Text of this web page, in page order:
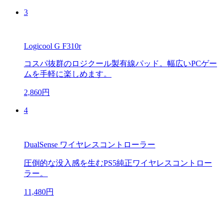
3
Logicool G F310r
コスパ抜群のロジクール製有線パッド。幅広いPCゲー
ムを手軽に楽しめます。
2,860円
4
DualSense ワイヤレスコントローラー
圧倒的な没入感を生むPS5純正ワイヤレスコントロー
ラー。
11,480円